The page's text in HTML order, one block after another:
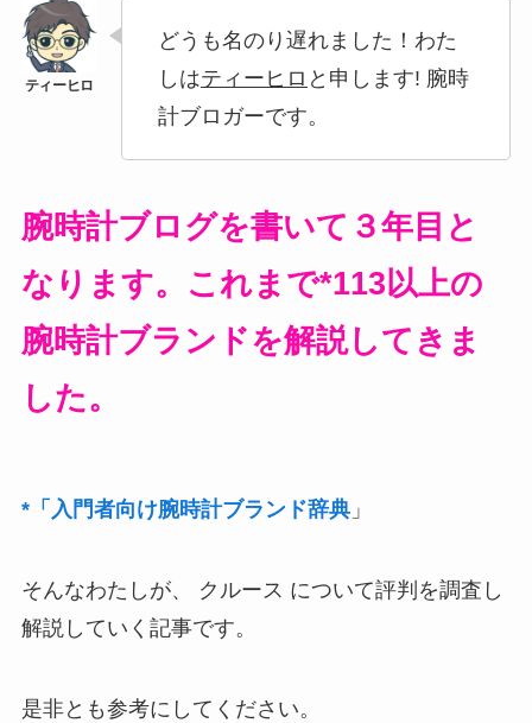
どうも名のり遅れました！わた
しはティーヒロ と申します! 腕時
計ブロガーです。
腕時計ブログを書いて３年目と
なります。これまで*113以上の
腕時計ブランドを解説してきま
した。
*「入門者向け腕時計ブランド辞典」
そんなわたしが、 クルース について評判を調査し
解説していく記事です。
是非とも参考にしてください。